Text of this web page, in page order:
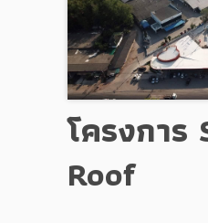
โครงการ
Roof